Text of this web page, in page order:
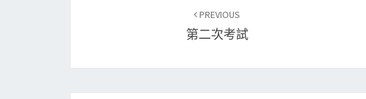
PREVIOUS
第二次考試